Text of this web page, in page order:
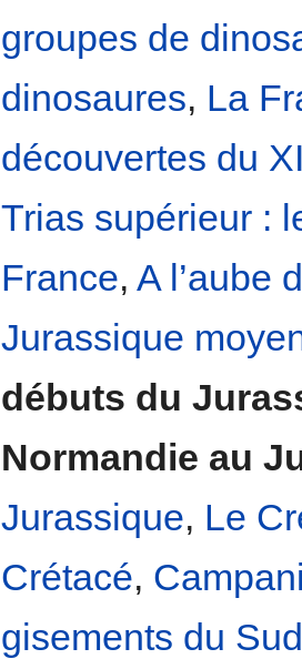
groupes de
dinosaures, La
découvertes du
Trias supérieur :
France, A l’aube
Jurassique
débuts du
Normandie au
Jurassique, Le
Crétacé,
gisements du